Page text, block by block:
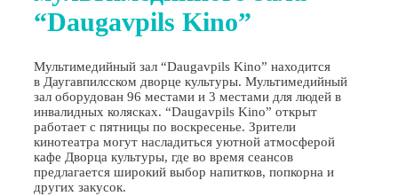
“Daugavpils Kino”
Мультимедийный зал “Daugavpils Kino” находится
в Даугавпилсском дворце культуры. Мультимедийный
зал оборудован 96 местами и 3 местами для людей в
инвалидных колясках. “Daugavpils Kino” открыт
работает с пятницы по воскресенье. Зрители
кинотеатра могут насладиться уютной атмосферой
кафе Дворца культуры, где во время сеансов
предлагается широкий выбор напитков, попкорна и
других закусок.